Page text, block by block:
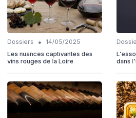
Dossiers •
14/05/2025
Les nuances captivantes des
vins rouges de la Loire
dans